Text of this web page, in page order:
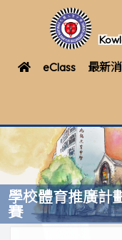
eClass 最新
學校體育推廣計
賽